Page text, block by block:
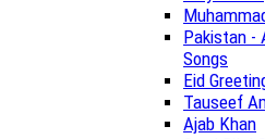
Pakistan -
Songs
Eid
Tauseef
Ajab Khan